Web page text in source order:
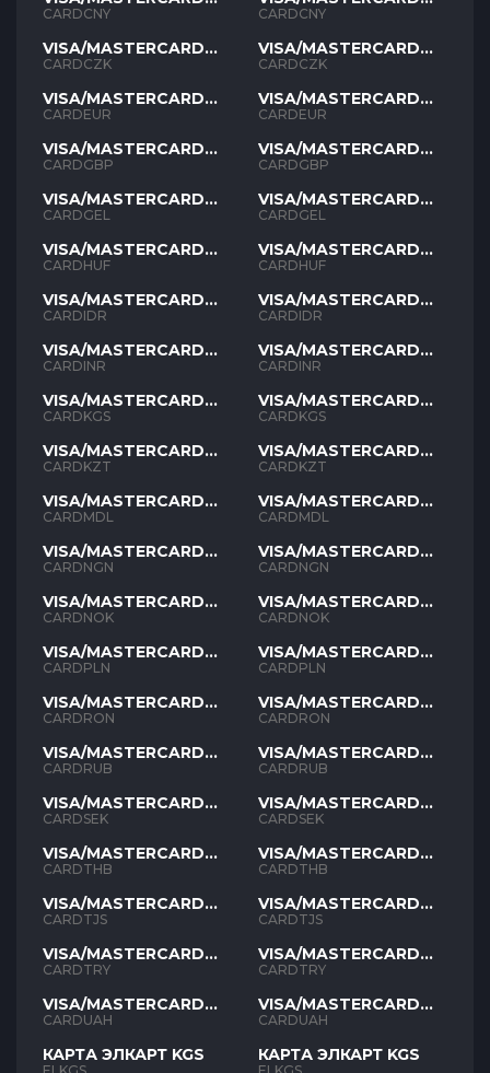
CNY
CARDCNY
VISA/MASTERCARD
CZK
CARDCZK
VISA/MASTERCARD
EUR
CARDEUR
VISA/MASTERCARD
GBP
CARDGBP
VISA/MASTERCARD
GEL
CARDGEL
VISA/MASTERCARD
HUF
CARDHUF
VISA/MASTERCARD
IDR
CARDIDR
VISA/MASTERCARD
INR
CARDINR
VISA/MASTERCARD
KGS
CARDKGS
VISA/MASTERCARD
KZT
CARDKZT
VISA/MASTERCARD
MDL
CARDMDL
VISA/MASTERCARD
NGN
CARDNGN
VISA/MASTERCARD
NOK
CARDNOK
VISA/MASTERCARD
PLN
CARDPLN
VISA/MASTERCARD
RON
CARDRON
VISA/MASTERCARD
RUB
CARDRUB
VISA/MASTERCARD
SEK
CARDSEK
VISA/MASTERCARD
THB
CARDTHB
VISA/MASTERCARD
TJS
CARDTJS
VISA/MASTERCARD
TYR
CARDTRY
VISA/MASTERCARD
UAH
CARDUAH
КАРТА ЭЛКАРТ KGS
CNY
CARDCNY
VISA/MASTERCARD
CZK
CARDCZK
VISA/MASTERCARD
EUR
CARDEUR
VISA/MASTERCARD
GBP
CARDGBP
VISA/MASTERCARD
GEL
CARDGEL
VISA/MASTERCARD
HUF
CARDHUF
VISA/MASTERCARD
IDR
CARDIDR
VISA/MASTERCARD
INR
CARDINR
VISA/MASTERCARD
KGS
CARDKGS
VISA/MASTERCARD
KZT
CARDKZT
VISA/MASTERCARD
MDL
CARDMDL
VISA/MASTERCARD
NGN
CARDNGN
VISA/MASTERCARD
NOK
CARDNOK
VISA/MASTERCARD
PLN
CARDPLN
VISA/MASTERCARD
RON
CARDRON
VISA/MASTERCARD
RUB
CARDRUB
VISA/MASTERCARD
SEK
CARDSEK
VISA/MASTERCARD
THB
CARDTHB
VISA/MASTERCARD
TJS
CARDTJS
VISA/MASTERCARD
TYR
CARDTRY
VISA/MASTERCARD
UAH
CARDUAH
КАРТА ЭЛКАРТ KGS